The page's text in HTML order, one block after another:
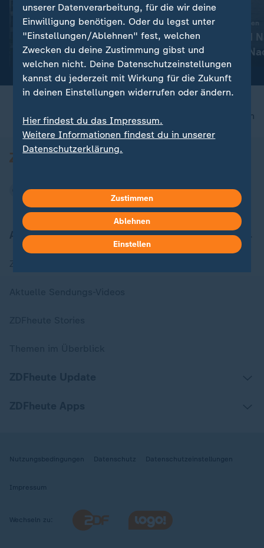
Wahlkampf:
Berlin streitet über
Enteignungen - wie
realistisch ist das?
mit Video 2:32
Liveblog
Aktuelle Entwicklungen
Iran-Krieg und
Konflikt: Alle
Liveblog
nach oben
Aktuell bei ZDFheute
Nutzungsbedingungen Datenschutz Datenschutzeinstellungen
Impressum
Wechseln zu:
unserer Datenverarbeitung, für die wir deine
Einwilligung benötigen. Oder du legst unter
"Einstellungen/Ablehnen" fest, welchen
Zwecken du deine Zustimmung gibst und
welchen nicht. Deine Datenschutzeinstellungen
kannst du jederzeit mit Wirkung für die Zukunft
in deinen Einstellungen widerrufen oder ändern.
Hier findest du das Impressum.
Weitere Informationen findest du in unserer
Datenschutzerklärung.
Zustimmen
Ablehnen
Einstellen